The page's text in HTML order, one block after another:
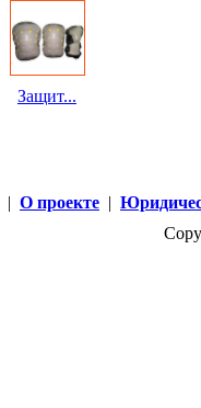
Защит...
| О проекте |